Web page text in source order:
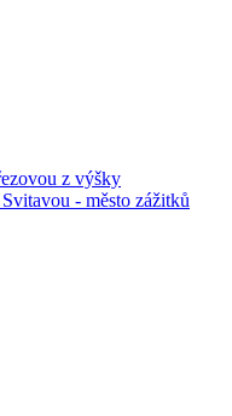
z výšky
- město zážitků